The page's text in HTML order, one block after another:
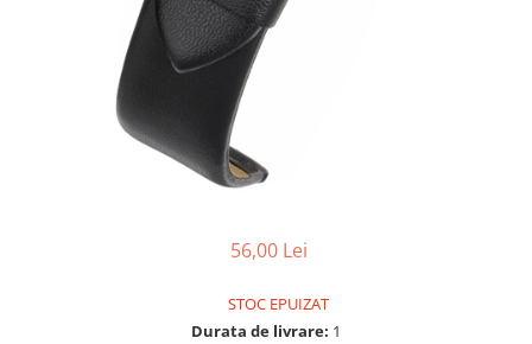
Ceasuri Daniel Klein
Ceasuri Lorus
Ceasuri Q&Q
Ceasuri Reflex
Scule de Mana
Turnare, Lipire, Finisare
Suporti de Lucru
Surubelnite fine
Truse / Kituri Ceasornicar
56,00 Lei
STOC EPUIZAT
Durata de livrare: 1